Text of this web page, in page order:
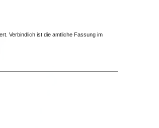
Verbindlich ist die amtliche Fassung im